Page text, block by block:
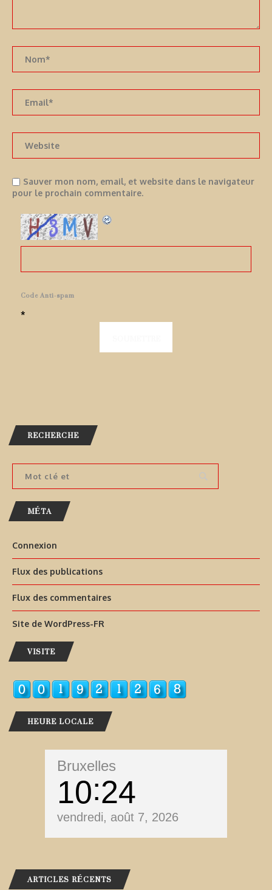
Sauver mon nom, email, et website dans le navigateur
pour le prochain commentaire.
Code Anti-spam
*
RECHERCHE
MÉTA
Connexion
Flux des publications
Flux des commentaires
Site de WordPress-FR
VISITE
HEURE LOCALE
Bruxelles
10 24
vendredi, août 7, 2026
ARTICLES RÉCENTS